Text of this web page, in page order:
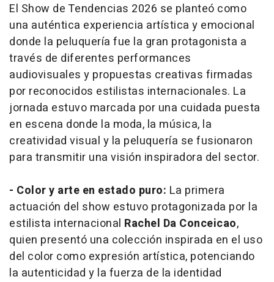
El Show de Tendencias 2026 se planteó como
una auténtica experiencia artística y emocional
donde la peluquería fue la gran protagonista a
través de diferentes performances
audiovisuales y propuestas creativas firmadas
por reconocidos estilistas internacionales. La
jornada estuvo marcada por una cuidada puesta
en escena donde la moda, la música, la
creatividad visual y la peluquería se fusionaron
para transmitir una visión inspiradora del sector.
- Color y arte en estado puro: La primera
actuación del show estuvo protagonizada por la
estilista internacional Rachel Da Conceicao,
quien presentó una colección inspirada en el uso
del color como expresión artística, potenciando
la autenticidad y la fuerza de la identidad